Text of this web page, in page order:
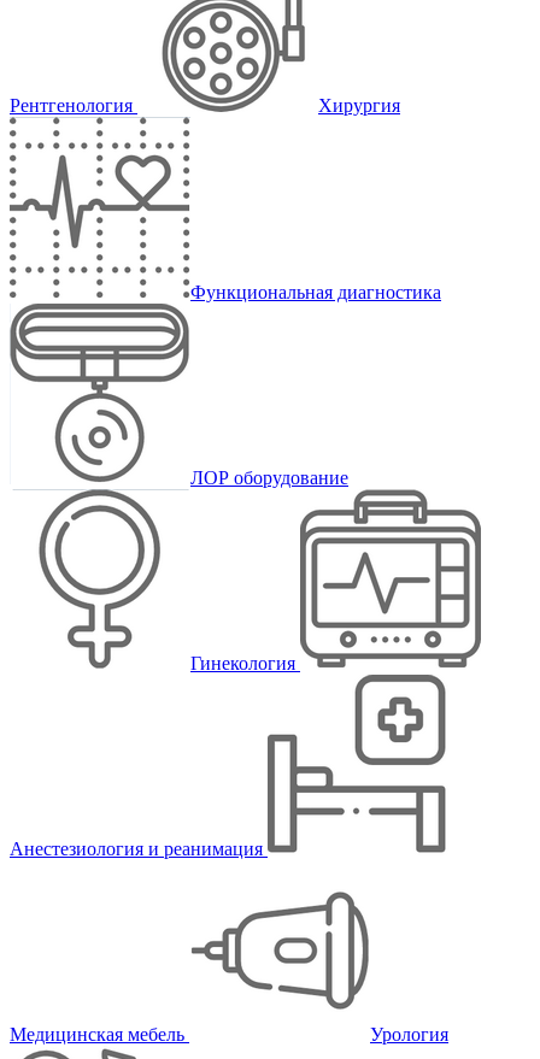
Рентгенология Хирургия
Функциональная диагностика
ЛОР оборудование
Гинекология
Анестезиология и реанимация
Медицинская мебель Урология